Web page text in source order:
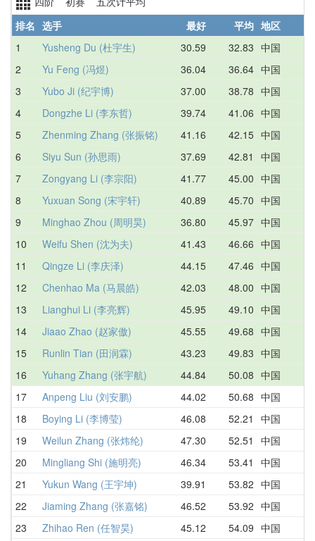
排名 选手 最好 平均 地区
1
Yusheng Du (杜宇生) 30.59 32.83 中国
2 Yu Feng (冯煜) 36.04 36.64 中国
3 Yubo Ji (纪宇博) 37.00 38.78 中国
4 Dongzhe Li (李东哲) 39.74 41.06 中国
5 Zhenming Zhang (张振铭) 41.16 42.15 中国
6 Siyu Sun (孙思雨) 37.69 42.81 中国
7 Zongyang Li (李宗阳) 41.77 45.00 中国
8 Yuxuan Song (宋宇轩) 40.89 45.70 中国
9 Minghao Zhou (周明昊) 36.80 45.97 中国
10 Weifu Shen (沈为夫) 41.43 46.66 中国
11 Qingze Li (李庆泽) 44.15 47.46 中国
12 Chenhao Ma (马晨皓) 42.03 48.00 中国
13 Lianghui Li (李亮辉) 45.95 49.10 中国
14 Jiaao Zhao (赵家傲) 45.55 49.68 中国
15 Runlin Tian (田润霖) 43.23 49.83 中国
16 Yuhang Zhang (张宇航) 44.84 50.08 中国
17 Anpeng Liu (刘安鹏) 44.02 50.68 中国
18 Boying Li (李博莹) 46.08 52.21 中国
19 Weilun Zhang (张炜纶) 47.30 52.51 中国
20 Mingliang Shi (施明亮) 46.34 53.41 中国
21 Yukun Wang (王宇坤) 39.91 53.82 中国
22 Jiaming Zhang (张嘉铭) 46.52 53.92 中国
23 Zhihao Ren (任智昊) 45.12 54.09 中国